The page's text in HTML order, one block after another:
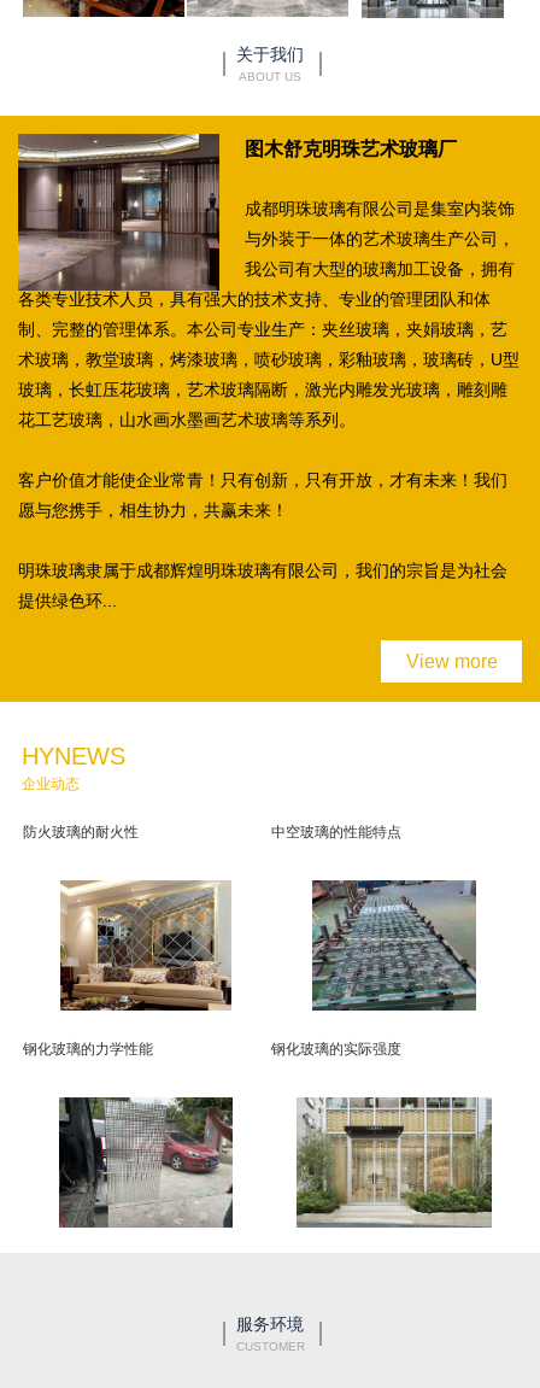
关于我们
ABOUT US
图木舒克明珠艺术玻璃厂
成都明珠玻璃有限公司是集室内装饰
与外装于一体的艺术玻璃生产公司，
我公司有大型的玻璃加工设备，拥有
各类专业技术人员，具有强大的技术支持、专业的管理团队和体
制、完整的管理体系。本公司专业生产：夹丝玻璃，夹娟玻璃，艺
术玻璃，教堂玻璃，烤漆玻璃，喷砂玻璃，彩釉玻璃，玻璃砖，U型
玻璃，长虹压花玻璃，艺术玻璃隔断，激光内雕发光玻璃，雕刻雕
花工艺玻璃，山水画水墨画艺术玻璃等系列。
客户价值才能使企业常青！只有创新，只有开放，才有未来！我们
愿与您携手，相生协力，共赢未来！
明珠玻璃隶属于成都辉煌明珠玻璃有限公司，我们的宗旨是为社会
提供绿色环...
View more
HYNEWS
企业动态
防火玻璃的耐火性 中空玻璃的性能特点
钢化玻璃的力学性能 钢化玻璃的实际强度
服务环境
CUSTOMER